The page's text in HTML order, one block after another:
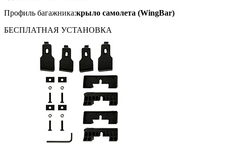
Профиль багажника:крыло самолета (WingBar)
БЕСПЛАТНАЯ УСТАНОВКА